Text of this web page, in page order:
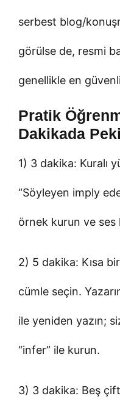
serbest blog/
görülse de, resmi
genellikle en
Pratik
Dakikada
1) 3 dakika: Kuralı
“Söyleyen imply
örnek kurun ve ses
2) 5 dakika: Kısa
cümle seçin.
ile yeniden yazın;
“infer” ile kurun.
3) 3 dakika: Beş